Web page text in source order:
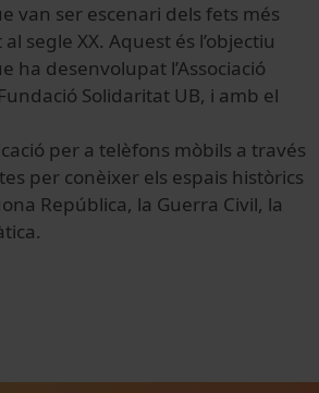
van ser escenari dels fets més
segle XX. Aquest és l’objectiu
ha desenvolupat l’Associació
Solidaritat UB, i amb el
per a telèfons mòbils a través
per conèixer els espais històrics
República, la Guerra Civil, la